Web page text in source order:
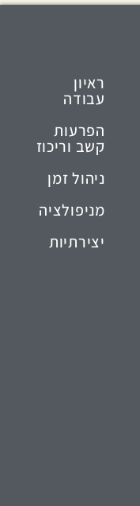
ראיון
עבודה
הפרעות
קשב וריכוז
ניהול זמן
מניפולציה
יצירתיות